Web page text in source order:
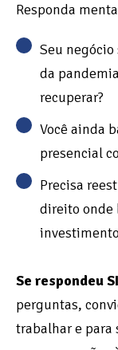
Responda
Seu
da
recuperar?
Você ainda
presencial
Precisa
direito onde
Se respondeu
perguntas,
trabalhar e para